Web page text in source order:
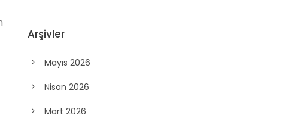
Arşivler
Mayıs 2026
Nisan 2026
Mart 2026